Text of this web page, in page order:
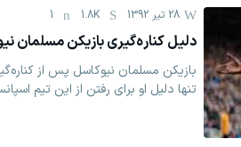
28 تیر 1392 1.8K
1
دلیل کناره‌گیری بازیکن مسلمان
بازیکن مسلمان نیوکاسل پس از
تنها دلیل او برای رفتن از این تیم